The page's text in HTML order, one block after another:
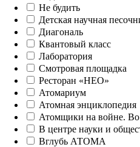
Не будить
Детская научная
Диагональ
Квантовый класс
Лаборатория
Смотровая площадка
Ресторан «НЕО»
Атомариум
Атомная энциклопедия
Атомщики на войне.
В центре науки и
Вглубь АТОМА